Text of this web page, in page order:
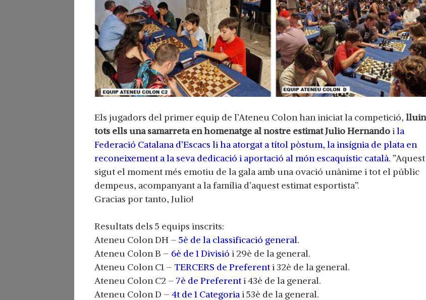
Els jugadors del primer equip de l’Ateneu Colon han iniciat la competició,
tots ells una samarreta en homenatge al nostre estimat Julio Hernandoila
Federació Catalana d’Escacs li ha atorgat a títol pòstum, la insígnia de plata en
reconeixement a la seva dedicació i aportació al món escaquístic català.
sigut el moment més emotiu de la gala amb una ovació unànime i tot el públic
dempeus, acompanyant a la família d’aquest estimat esportista”.
Gracias por tanto, Julio!
Resultats dels 5 equips inscrits:
Ateneu Colon DH – 5è de la classificació general.
Ateneu Colon B – 6è de 1 Divisió i 29è de la general.
Ateneu Colon C1 – TERCERS de Preferenti 32è de la general.
Ateneu Colon C2 – 7è de Preferenti 43è de la general.
Ateneu Colon D – 4t de 1 Categoriai 53è de la general.